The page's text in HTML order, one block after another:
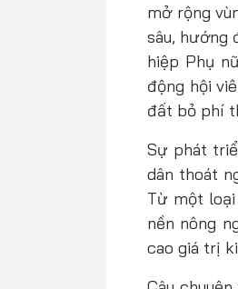
mở rộng
sâu, hướng
hiệp Phụ
động hội
đất bỏ phí
Sự phát
dân thoát
Từ một
nền nông
cao giá trị